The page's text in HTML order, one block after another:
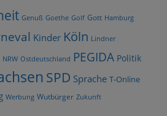
Genuß Goethe Golf Gott Hamburg
Kinder Köln Lindner
NRW Ostdeutschland PEGIDA Politik
SPD Sprache T-Online
Werbung Wutbürger Zukunft